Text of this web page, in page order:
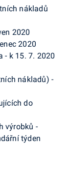
nákladů
2020
2020
- k 15. 7. 2020
nákladů) -
do
výrobků -
týden